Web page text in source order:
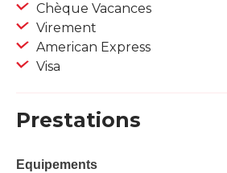
Chèque Vacances
Virement
American Express
Visa
Prestations
Equipements